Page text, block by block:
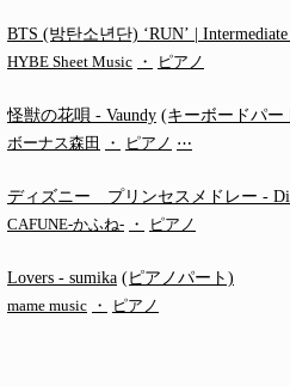
BTS (방탄소년단) ‘RUN’ | Intermediate
HYBE Sheet Music ・ ピアノ
怪獣の花唄 - Vaundy (キーボードパー
ボーナス森田
・ ピアノ ⋯
ディズニー プリンセスメドレー -
ディズニー/Disney/メドレー/コード有)
CAFUNE-かふね- ・ ピアノ
Lovers - sumika (ピアノパート)
mame music ・ ピアノ